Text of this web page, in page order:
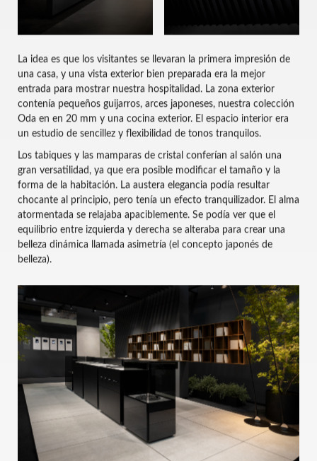
La idea es que los visitantes se llevaran la primera impresión de
una casa, y una vista exterior bien preparada era la mejor
entrada para mostrar nuestra hospitalidad. La zona exterior
contenía pequeños guijarros, arces japoneses, nuestra colección
Oda en en 20 mm y una cocina exterior. El espacio interior era
un estudio de sencillez y flexibilidad de tonos tranquilos.
Los tabiques y las mamparas de cristal conferían al salón una
gran versatilidad, ya que era posible modificar el tamaño y la
forma de la habitación. La austera elegancia podía resultar
chocante al principio, pero tenía un efecto tranquilizador. El alma
atormentada se relajaba apaciblemente. Se podía ver que el
equilibrio entre izquierda y derecha se alteraba para crear una
belleza dinámica llamada asimetría (el concepto japonés de
belleza).